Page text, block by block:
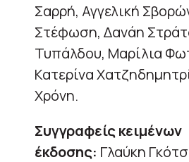
Σαρρή, Αγγελική
Στέφωση, Δανάη
Τυπάλδου, Μαρίλια
Κατερίνα
Χρόνη.
Συγγραφείς κειμένων
έκδοσης: Γλαύκη